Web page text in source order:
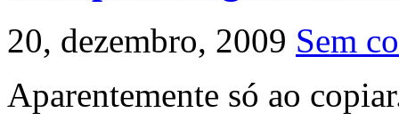
20, dezembro, 2009 Sem
Aparentemente só ao